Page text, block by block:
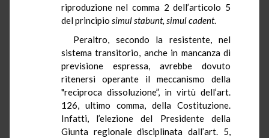
riproduzione nel comma 2 dell’articolo 5
del principio simulstabunt, simulcadent.
Peraltro, secondo la resistente, nel
sistema transitorio, anche in mancanza di
previsione espressa, avrebbe dovuto
ritenersi operante il meccanismo della
"reciproca dissoluzione”, in virtù dell’art.
126, ultimo comma, della Costituzione.
Infatti, l’elezione del Presidente della
Giunta regionale disciplinata dall’art. 5,